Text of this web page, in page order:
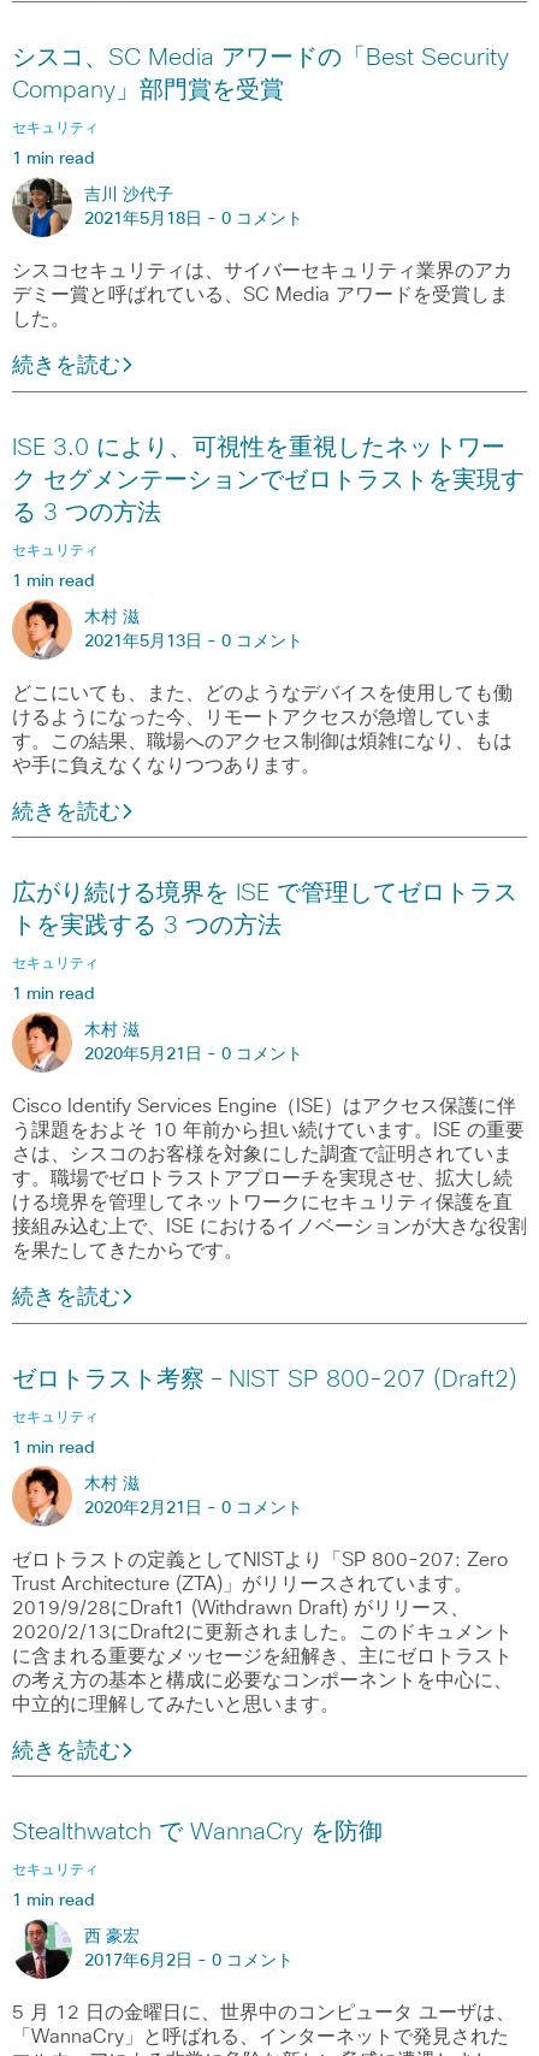
シスコ、SC Media アワードの「Best Security
Company」部門賞を受賞
セキュリティ
1 min read
吉川 沙代子
2021年5月18日 - 0 コメント
シスコセキュリティは、サイバーセキュリティ業界のアカ
デミー賞と呼ばれている、SC Media アワードを受賞しま
した。
続きを読む
ISE 3.0 により、可視性を重視したネットワー
ク セグメンテーションでゼロトラストを実現す
る 3 つの方法
セキュリティ
1 min read
木村 滋
2021年5月13日 - 0 コメント
どこにいても、また、どのようなデバイスを使用しても働
けるようになった今、リモートアクセスが急増していま
す。この結果、職場へのアクセス制御は煩雑になり、もは
や手に負えなくなりつつあります。
続きを読む
広がり続ける境界を ISE で管理してゼロトラス
トを実践する 3 つの方法
セキュリティ
1 min read
木村 滋
2020年5月21日 - 0 コメント
Cisco Identify Services Engine（ISE）はアクセス保護に伴
う課題をおよそ 10 年前から担い続けています。ISE の重要
さは、シスコのお客様を対象にした調査で証明されていま
す。職場でゼロトラストアプローチを実現させ、拡大し続
ける境界を管理してネットワークにセキュリティ保護を直
接組み込む上で、ISE におけるイノベーションが大きな役割
を果たしてきたからです。
続きを読む
ゼロトラスト考察 – NIST SP 800-207 (Draft2)
セキュリティ
1 min read
木村 滋
2020年2月21日 - 0 コメント
ゼロトラストの定義としてNISTより「SP 800-207: Zero
Trust Architecture (ZTA)」がリリースされています。
2019/9/28にDraft1 (Withdrawn Draft) がリリース、
2020/2/13にDraft2に更新されました。このドキュメント
に含まれる重要なメッセージを紐解き、主にゼロトラスト
の考え方の基本と構成に必要なコンポーネントを中心に、
中立的に理解してみたいと思います。
続きを読む
Stealthwatch で WannaCry を防御
セキュリティ
1 min read
西 豪宏
2017年6月2日 - 0 コメント
5 月 12 日の金曜日に、世界中のコンピュータ ユーザは、
「WannaCry」と呼ばれる、インターネットで発見された